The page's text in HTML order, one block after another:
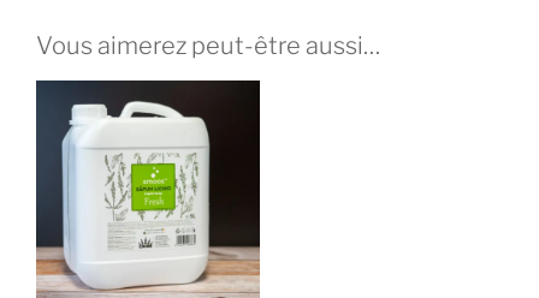
Vous aimerez peut-être aussi…